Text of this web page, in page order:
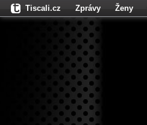
Tiscali.cz Zprávy Ženy
Fights.cz